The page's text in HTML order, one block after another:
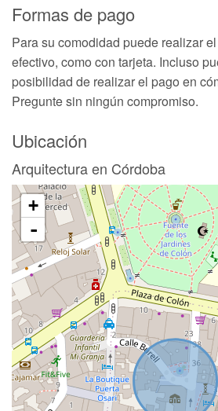
Formas de pago
Para su comodidad puede realizar
efectivo, como con tarjeta. Incluso
posibilidad de realizar el pago en
Pregunte sin ningún compromiso.
Ubicación
Arquitectura en Córdoba
+
-